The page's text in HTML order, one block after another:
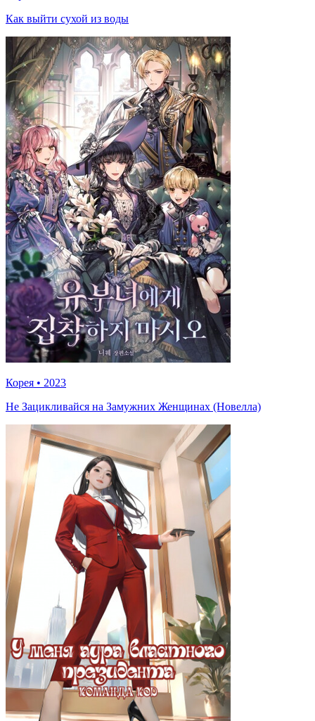
Как выйти сухой из воды
Корея • 2023
Не Зацикливайся на Замужних Женщинах (Новелла)